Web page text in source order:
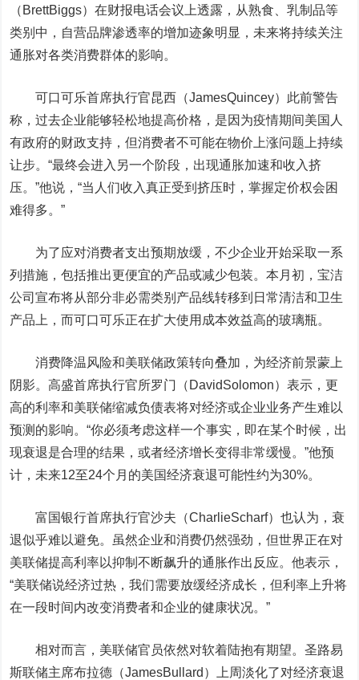
（BrettBiggs）在财报电话会议上透露，从熟食、乳制品等
类别中，自营品牌渗透率的增加迹象明显，未来将持续关注
通胀对各类消费群体的影响。
可口可乐首席执行官昆西（JamesQuincey）此前警告
称，过去企业能够轻松地提高价格，是因为疫情期间美国人
有政府的财政支持，但消费者不可能在物价上涨问题上持续
让步。“最终会进入另一个阶段，出现通胀加速和收入挤
压。”他说，“当人们收入真正受到挤压时，掌握定价权会困
难得多。”
为了应对消费者支出预期放缓，不少企业开始采取一系
列措施，包括推出更便宜的产品或减少包装。本月初，宝洁
公司宣布将从部分非必需类别产品线转移到日常清洁和卫生
产品上，而可口可乐正在扩大使用成本效益高的玻璃瓶。
消费降温风险和美联储政策转向叠加，为经济前景蒙上
阴影。高盛首席执行官所罗门（DavidSolomon）表示，更
高的利率和美联储缩减负债表将对经济或企业业务产生难以
预测的影响。“你必须考虑这样一个事实，即在某个时候，出
现衰退是合理的结果，或者经济增长变得非常缓慢。”他预
计，未来12至24个月的美国经济衰退可能性约为30%。
富国银行首席执行官沙夫（CharlieScharf）也认为，衰
退似乎难以避免。虽然企业和消费仍然强劲，但世界正在对
美联储提高利率以抑制不断飙升的通胀作出反应。他表示，
“美联储说经济过热，我们需要放缓经济成长，但利率上升将
在一段时间内改变消费者和企业的健康状况。”
相对而言，美联储官员依然对软着陆抱有期望。圣路易
斯联储主席布拉德（JamesBullard）上周淡化了对经济衰退